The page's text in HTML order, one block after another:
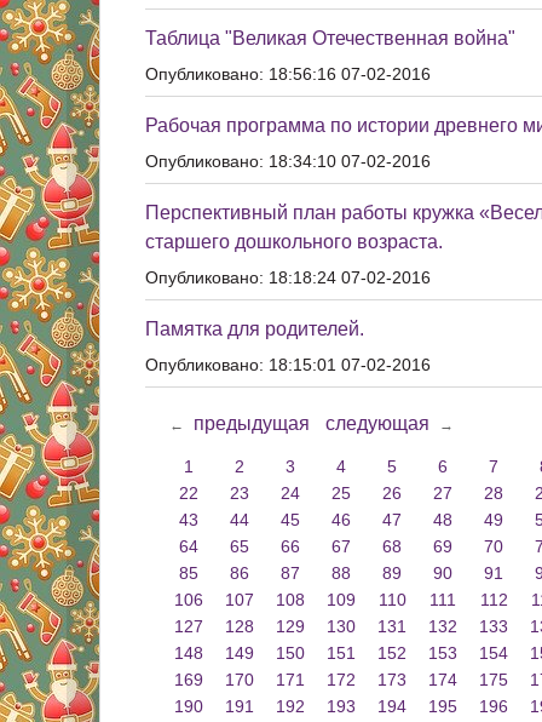
Таблица "Великая Отечественная война"
Опубликовано: 18:56:16 07-02-2016
Рабочая программа по истории древнего
Опубликовано: 18:34:10 07-02-2016
Перспективный план работы кружка
старшего дошкольного возраста.
Опубликовано: 18:18:24 07-02-2016
Памятка для родителей.
Опубликовано: 18:15:01 07-02-2016
← предыдущая следующая →
1 2 3 4 5 6 7
22
23 24 25 26 27 28
43
44 45 46 47 48 49
64
65 66 67 68 69 70
85
86 87 88 89 90 91
106
107 108 109 110 111 112
127
128 129 130 131 132 133
148
149 150 151 152 153 154
169
170 171 172 173 174 175
190
191 192 193 194 195 196